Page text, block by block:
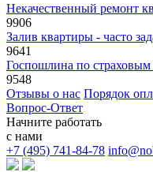
Некачественный ремонт
9906
Залив квартиры - часто
9641
Госпошлина по
9548
Отзывы о нас Порядок
Вопрос-Ответ
Начните работать
с нами
+7 (495) 741-84-78